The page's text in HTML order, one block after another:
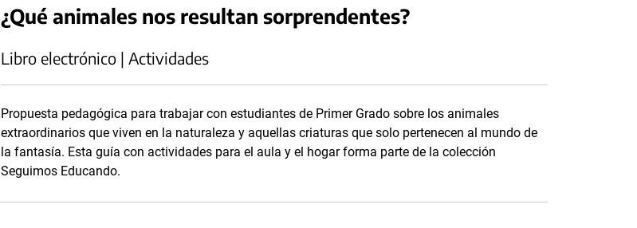
¿Qué animales nos resultan sorprendentes?
Libro electrónico | Actividades
Propuesta pedagógica para trabajar con estudiantes de Primer Grado sobre los animales
extraordinarios que viven en la naturaleza y aquellas criaturas que solo pertenecen al mundo de
la fantasía. Esta guía con actividades para el aula y el hogar forma parte de la colección
Seguimos Educando.